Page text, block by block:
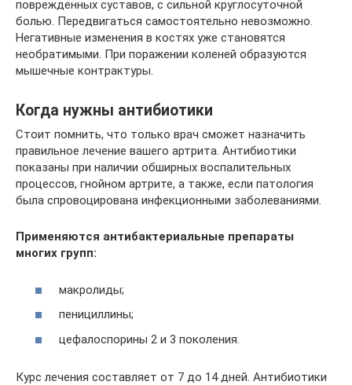
поврежденных суставов, с сильной круглосуточной
болью. Передвигаться самостоятельно невозможно.
Негативные изменения в костях уже становятся
необратимыми. При поражении коленей образуются
мышечные контрактуры.
Когда нужны антибиотики
Стоит помнить, что только врач сможет назначить
правильное лечение вашего артрита. Антибиотики
показаны при наличии обширных воспалительных
процессов, гнойном артрите, а также, если патология
была спровоцирована инфекционными заболеваниями.
Применяются антибактериальные препараты
многих групп:
макролиды;
пенициллины;
цефалоспорины 2 и 3 поколения.
Курс лечения составляет от 7 до 14 дней. Антибиотики